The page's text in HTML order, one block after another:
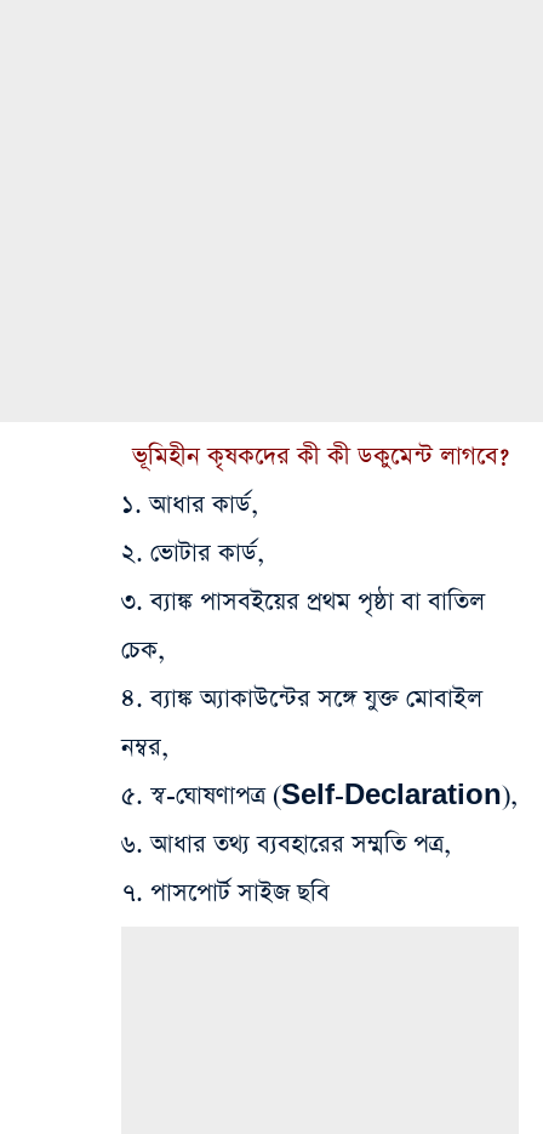
ভূমিহীন কৃষকদের কী কী ডকুমেন্ট লাগবে?
১. আধার কার্ড,
২. ভোটার কার্ড,
৩. ব্যাঙ্ক পাসবইয়ের প্রথম পৃষ্ঠা বা বাতিল
চেক,
৪. ব্যাঙ্ক অ্যাকাউন্টের সঙ্গে যুক্ত মোবাইল
নম্বর,
৫. স্ব-ঘোষণাপত্র (Self-Declaration),
৬. আধার তথ্য ব্যবহারের সম্মতি পত্র,
৭. পাসপোর্ট সাইজ ছবি